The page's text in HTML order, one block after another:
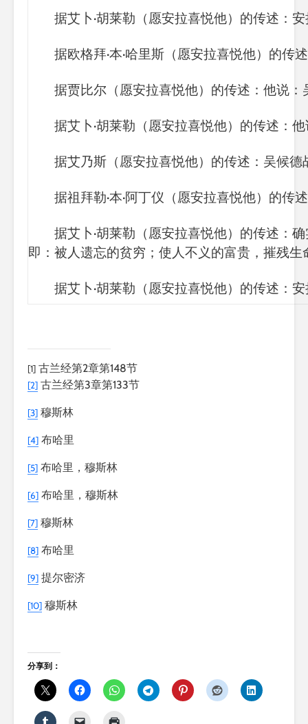
据艾卜·胡莱勒（愿安拉喜悦他）的传述：
据欧格拜·本·哈里斯（愿安拉喜悦他）的传
据贾比尔（愿安拉喜悦他）的传述：他说
据艾卜·胡莱勒（愿安拉喜悦他）的传述：
据艾乃斯（愿安拉喜悦他）的传述：吴候
据祖拜勒·本·阿丁仪（愿安拉喜悦他）的传
据艾卜·胡莱勒（愿安拉喜悦他）的传述：
即：被人遗忘的贫穷；使人不义的富贵，摧残
据艾卜·胡莱勒（愿安拉喜悦他）的传述：
[1] 古兰经第2章第148节
[2] 古兰经第3章第133节
[3] 穆斯林
[4] 布哈里
[5] 布哈里，穆斯林
[6] 布哈里，穆斯林
[7] 穆斯林
[8] 布哈里
[9] 提尔密济
[10] 穆斯林
分享到：